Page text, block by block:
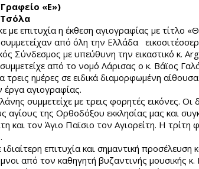
«Ε»)
με επιτυχία η έκθεση αγιογραφίας με τίτλο
από όλη την Ελλάδα
Σύνδεσμος με υπεύθυνη την εικαστικό κ.
από το νομό Λάρισας ο κ. Βάϊος
τρεις ημέρες σε ειδικά διαμορφωμένη
αγιογραφίας.
συμμετείχε με τρεις φορητές εικόνες.
αγίους της Ορθοδόξου εκκλησίας μας και
και τον Άγιο Παϊσιο τον Αγιορείτη. Η τρίτη
ιδιαίτερη επιτυχία και σημαντική
από τον καθηγητή βυζαντινής μουσικής